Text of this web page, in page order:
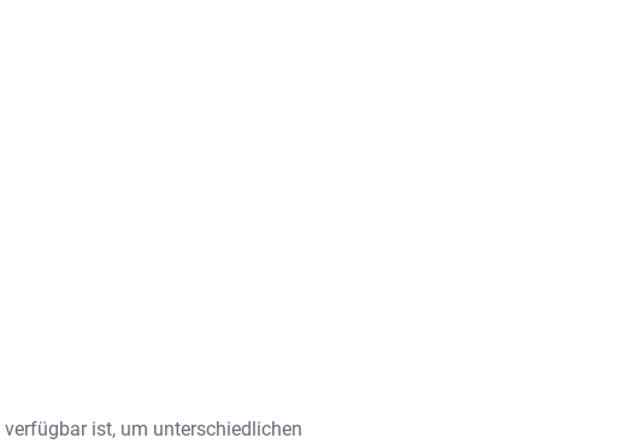
verfügbar ist, um unterschiedlichen